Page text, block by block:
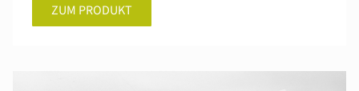
ZUM PRODUKT